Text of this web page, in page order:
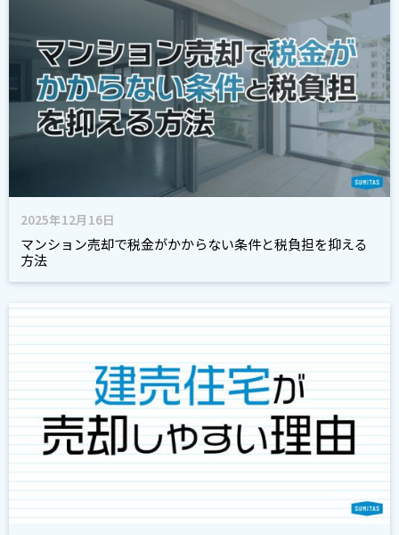
2025年12月16日
マンション売却で税金がかからない条件と税負担を抑える
方法